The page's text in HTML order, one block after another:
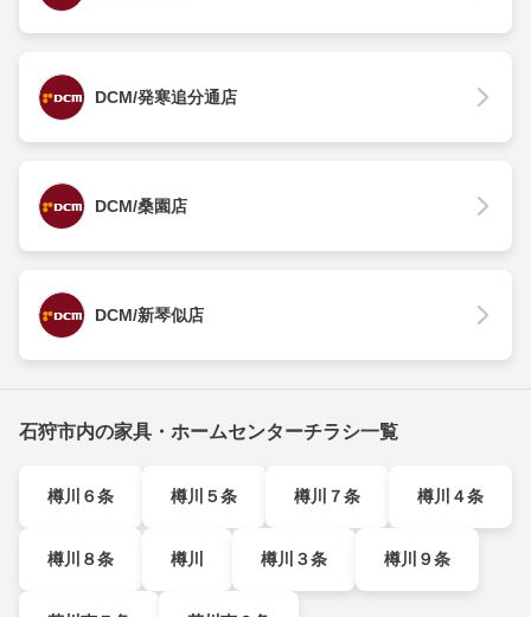
DCM/発寒追分通店
DCM/桑園店
DCM/新琴似店
石狩市内の家具・ホームセンターチラシ一覧
樽川６条 樽川５条 樽川７条 樽川４条
樽川８条 樽川 樽川３条 樽川９条